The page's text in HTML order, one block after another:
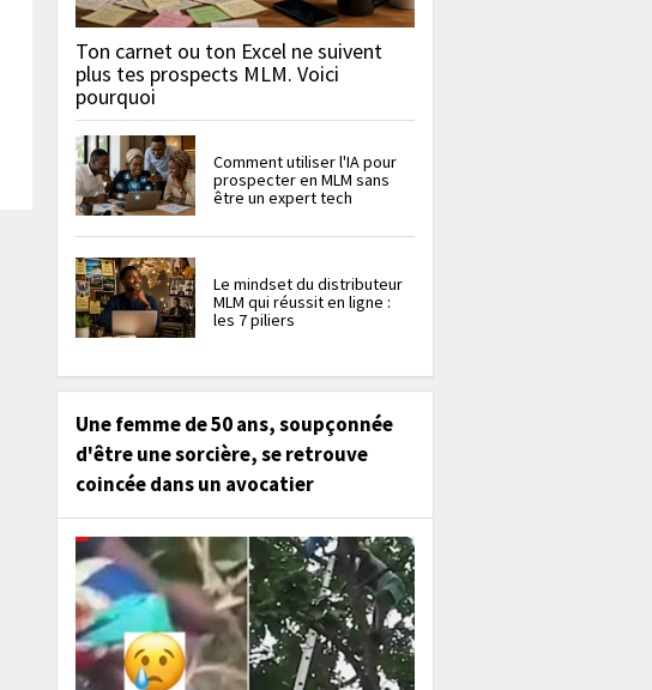
Ton carnet ou ton Excel ne suivent
plus tes prospects MLM. Voici
pourquoi
Comment utiliser l'IA pour
prospecter en MLM sans
être un expert tech
Le mindset du distributeur
MLM qui réussit en ligne :
les 7 piliers
Une femme de 50 ans, soupçonnée
d'être une sorcière, se retrouve
coincée dans un avocatier